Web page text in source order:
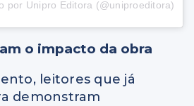
por Unipro Editora (@uniproeditora)
o impacto da obra
leitores que já
demonstram